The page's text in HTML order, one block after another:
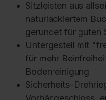
Sitzleisten aus
naturlackiertem
gerundet für guten
Untergestell mit
für mehr
Bodenreinigung
Sicherheits-
Vorhängeschloss,